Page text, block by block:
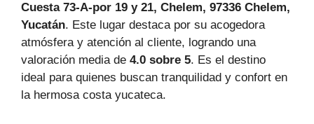
Cuesta 73-A-por 19 y 21, Chelem, 97336 Chelem,
Yucatán. Este lugar destaca por su acogedora
atmósfera y atención al cliente, logrando una
valoración media de 4.0 sobre 5. Es el destino
ideal para quienes buscan tranquilidad y confort en
la hermosa costa yucateca.